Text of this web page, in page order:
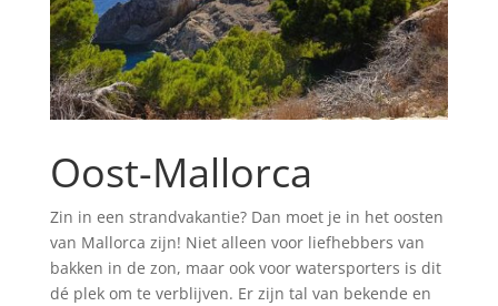
Oost-Mallorca
Zin in een strandvakantie? Dan moet je in het oosten
van Mallorca zijn! Niet alleen voor liefhebbers van
bakken in de zon, maar ook voor watersporters is dit
dé plek om te verblijven. Er zijn tal van bekende en